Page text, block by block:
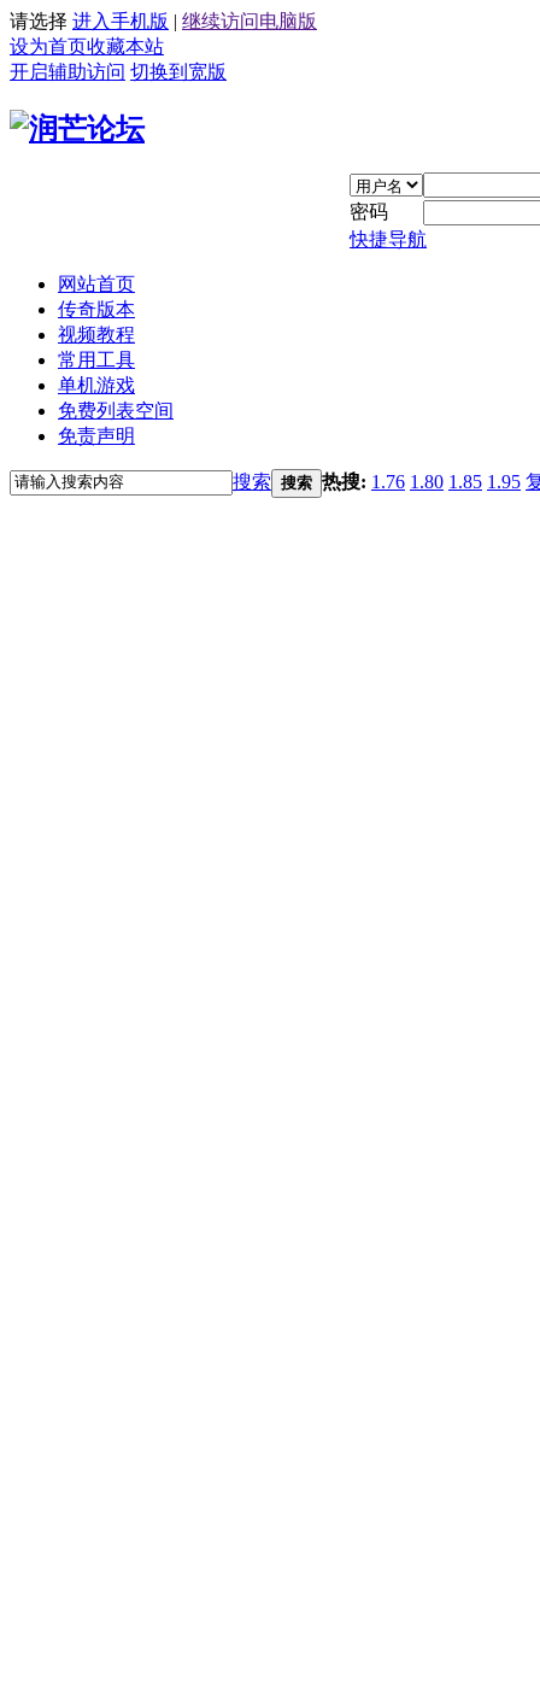
请选择 进入手机版 | 继续访问电脑版
设为首页收藏本站
开启辅助访问 切换到宽版
密码
快捷导航
网站首页
传奇版本
视频教程
常用工具
单机游戏
免费列表空间
免责声明
搜索 搜索 热搜: 1.76 1.80 1.85 1.95